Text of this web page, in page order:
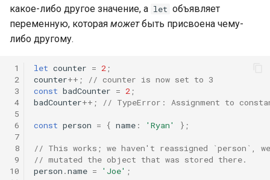
какое-либо другое значение, а let объявляет
переменную, которая можетбыть присвоена чему-
либо другому.
1
2
3
4
5
6
7
8
9
10
let counter = 2 ;
counter++ ;
// counter is now set to 3
const badCounter = 2 ;
badCounter++ ; // TypeError: Assignment to
const person = { name : 'Ryan' };
// This works; we haven't reassigned `person`,
// mutated the object that was stored there.
person .name = 'Joe' ;